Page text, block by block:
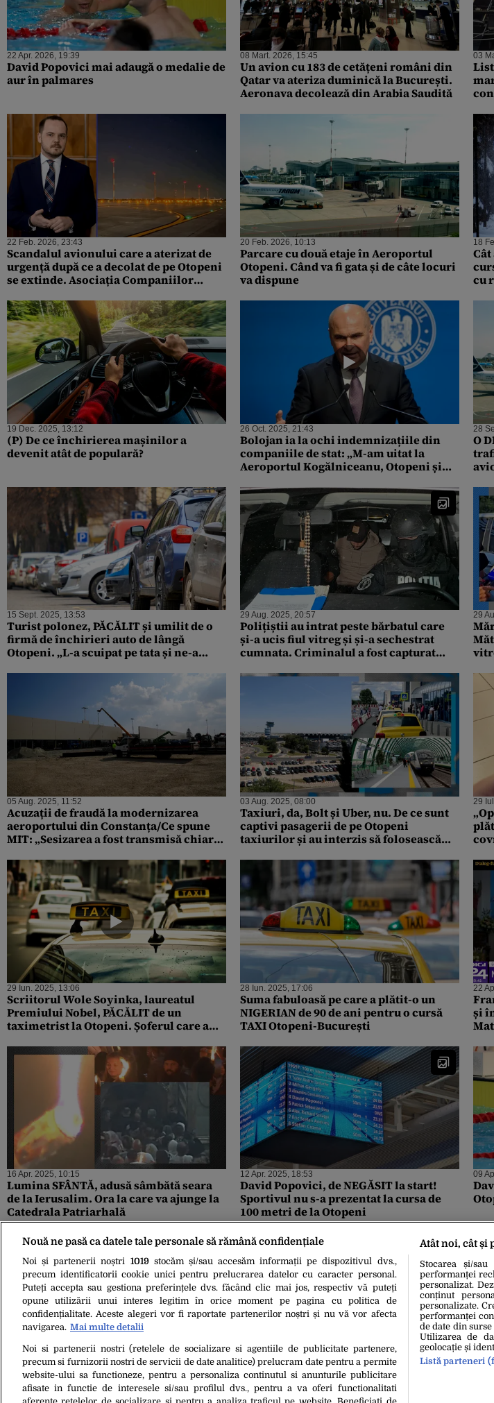
22 Apr. 2026, 19:39
David Popovici mai adaugă o medalie de
aur în palmares
08 Mart. 2026, 15:45
Un avion cu 183 de cetățeni români din
Qatar va ateriza duminică la București.
Aeronava decolează din Arabia Saudită
03
22 Feb. 2026, 23:43
Scandalul avionului care a aterizat de
urgență după ce a decolat de pe Otopeni
se extinde. Asociația Companiilor
Induce panică nejustificată”. Ministrul
răspunde
20 Feb. 2026, 10:13
Parcare cu două etaje în Aeroportul
Otopeni. Când va fi gata și de câte locuri
va dispune
18
cu
19 Dec. 2025, 13:12
(P) De ce închirierea mașinilor a
devenit atât de populară?
26 Oct. 2025, 21:43
Bolojan ia la ochi indemnizațiile din
companiile de stat: „M-am uitat la
Aeroportul Kogălniceanu, Otopeni și
28
O
15 Sept. 2025, 13:53
Turist polonez, PĂCĂLIT și umilit de o
firmă de închirieri auto de lângă
Otopeni. „L-a scuipat pe tata și ne-a
29 Aug. 2025, 20:57
Polițiștii au intrat peste bărbatul care
și-a ucis fiul vitreg și și-a sechestrat
cumnata. Criminalul a fost capturat
29
05 Aug. 2025, 11:52
Acuzații de fraudă la modernizarea
aeroportului din Constanța/Ce spune
MIT: „Sesizarea a fost transmisă chiar
03 Aug. 2025, 08:00
Taxiuri, da, Bolt și Uber, nu. De ce sunt
captivi pasagerii de pe Otopeni
taxiurilor și au interzis să folosească
29
29 Iun. 2025, 13:06
Scriitorul Wole Soyinka, laureatul
Premiului Nobel, PĂCĂLIT de un
taximetrist la Otopeni. Șoferul care a
28 Iun. 2025, 17:06
Suma fabuloasă pe care a plătit-o un
NIGERIAN de 90 de ani pentru o cursă
TAXI Otopeni-București
22
și
16 Apr. 2025, 10:15
Lumina SFÂNTĂ, adusă sâmbătă seara
de la Ierusalim. Ora la care va ajunge la
Catedrala Patriarhală
12 Apr. 2025, 18:53
David Popovici, de NEGĂSIT la start!
Sportivul nu s-a prezentat la cursa de
100 metri de la Otopeni
09
02 Apr. 2025, 17:53
Porc mistreț în parcul central din
Otopeni. Mesaj RO-ALERT pentru
locuitori: „Evitați zona, rămâneți în
Nouă ne pasă ca datele tale personale să rămână confidențiale
Noi și partenerii noștri 1019stocăm și/sau accesăm informații pe dispozitivul dvs.,
precum identificatorii cookie unici pentru prelucrarea datelor cu caracter personal.
Puteți accepta sau gestiona preferințele dvs. făcând clic mai jos, respectiv vă puteți
opune utilizării unui interes legitim în orice moment pe pagina cu politica de
confidențialitate. Aceste alegeri vor fi raportate partenerilor noștri și nu vă vor afecta
navigarea. Mai multe detalii
Noi si partenerii nostri (retelele de socializare si agentiile de publicitate partenere,
precum si furnizorii nostri de servicii de date analitice) prelucram date pentru a permite
website-ului sa functioneze, pentru a personaliza continutul si anunturile publicitare
afisate in functie de interesele si/sau profilul dvs., pentru a va oferi functionalitati
Atât noi, cât și
Stocarea și/
performanței
personalizat.
conținut
personalizate.
performanței
de date din
Utilizarea de
geolocație și
Listă parteneri